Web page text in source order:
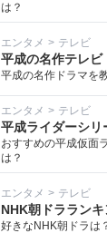
は？
エンタメ > テレビ
平成の名作ドラマを
エンタメ > テレビ
おすすめの平成仮面
は？
エンタメ > テレビ
NHK朝ドララン
好きなNHK朝ドラは